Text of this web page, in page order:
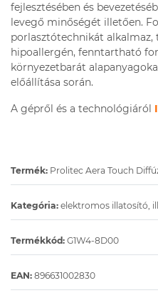
fejlesztésében és
levegő minőségét illetően.
porlasztótechnikát alkalmaz,
hipoallergén, fenntartható
környezetbarát
előállítása során.
A gépről és a technológiáról
Termék: Prolitec Aera Touch
Kategória: elektromos illatosító,
Termékkód: G1W4-8D00
EAN: 896631002830